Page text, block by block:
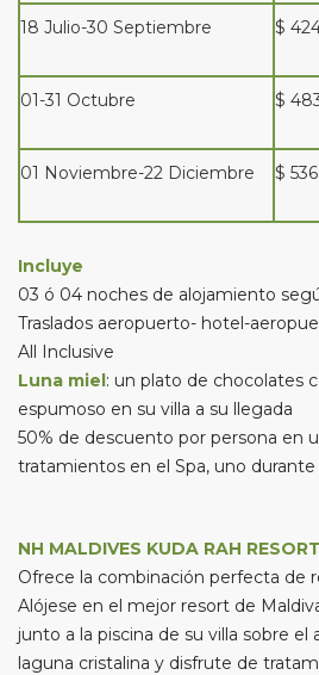
18 Julio-30 Septiembre $
01-31 Octubre $
01 Noviembre-22 Diciembre $
Incluye
03 ó 04 noches de alojamiento
Traslados aeropuerto- hotel-
All Inclusive
Luna miel: un plato de chocolates
espumoso en su villa a su llegada
50% de descuento por persona en
tratamientos en el Spa, uno durante
NH MALDIVES KUDA RAH RESORT
Ofrece la combinación perfecta de
Alójese en el mejor resort de
junto a la piscina de su villa sobre el
laguna cristalina y disfrute de